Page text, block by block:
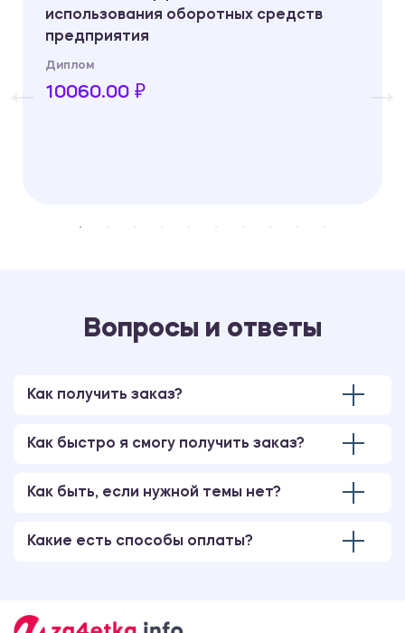
использования оборотных средств
предприятия
Диплом
10060.00 ₽
Вопросы и ответы
Как получить заказ?
Как быстро я смогу получить заказ?
Как быть, если нужной темы нет?
Какие есть способы оплаты?